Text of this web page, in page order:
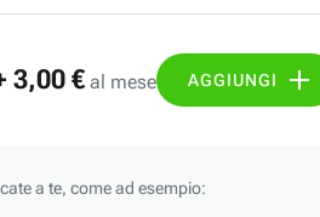
3,00 € al mese AGGIUNGI
a te, come ad esempio: